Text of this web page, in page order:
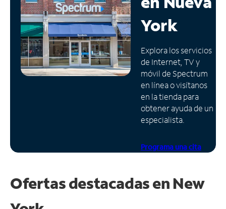
Administrar
cuenta
Encuentra
una
tienda
York
Explora los servicios
de Internet, TV y
móvil de Spectrum
en línea o visítanos
en la tienda para
obtener ayuda de un
especialista.
Programa una cita
Ofertas destacadas en New